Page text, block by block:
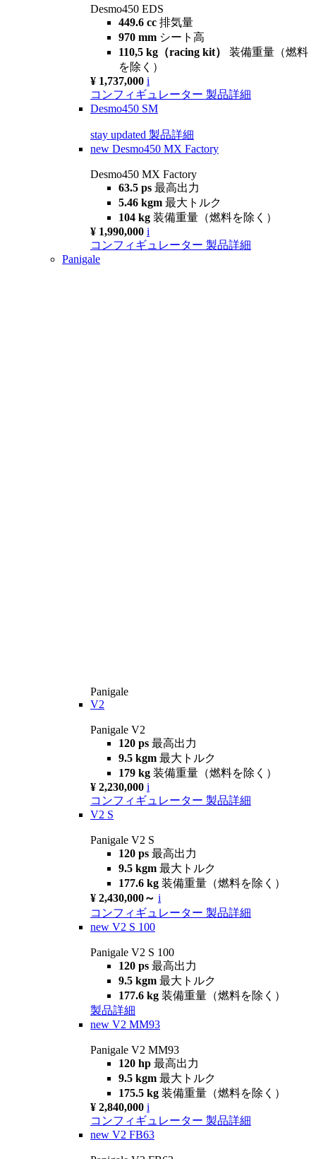
Desmo450 EDS
449.6 cc 排気量
970 mm シート高
110,5 kg（racing kit） 装備重量（燃料
を除く）
¥ 1,737,000 i
コンフィギュレーター 製品詳細
Desmo450 SM
stay updated 製品詳細
new Desmo450 MX Factory
Desmo450 MX Factory
63.5 ps 最高出力
5.46 kgm 最大トルク
104 kg 装備重量（燃料を除く）
¥ 1,990,000 i
コンフィギュレーター 製品詳細
Panigale
Panigale
V2
Panigale V2
120 ps 最高出力
9.5 kgm 最大トルク
179 kg 装備重量（燃料を除く）
¥ 2,230,000 i
コンフィギュレーター 製品詳細
V2 S
Panigale V2 S
120 ps 最高出力
9.5 kgm 最大トルク
177.6 kg 装備重量（燃料を除く）
¥ 2,430,000～ i
コンフィギュレーター 製品詳細
new V2 S 100
Panigale V2 S 100
120 ps 最高出力
9.5 kgm 最大トルク
177.6 kg 装備重量（燃料を除く）
製品詳細
new V2 MM93
Panigale V2 MM93
120 hp 最高出力
9.5 kgm 最大トルク
175.5 kg 装備重量（燃料を除く）
¥ 2,840,000 i
コンフィギュレーター 製品詳細
new V2 FB63